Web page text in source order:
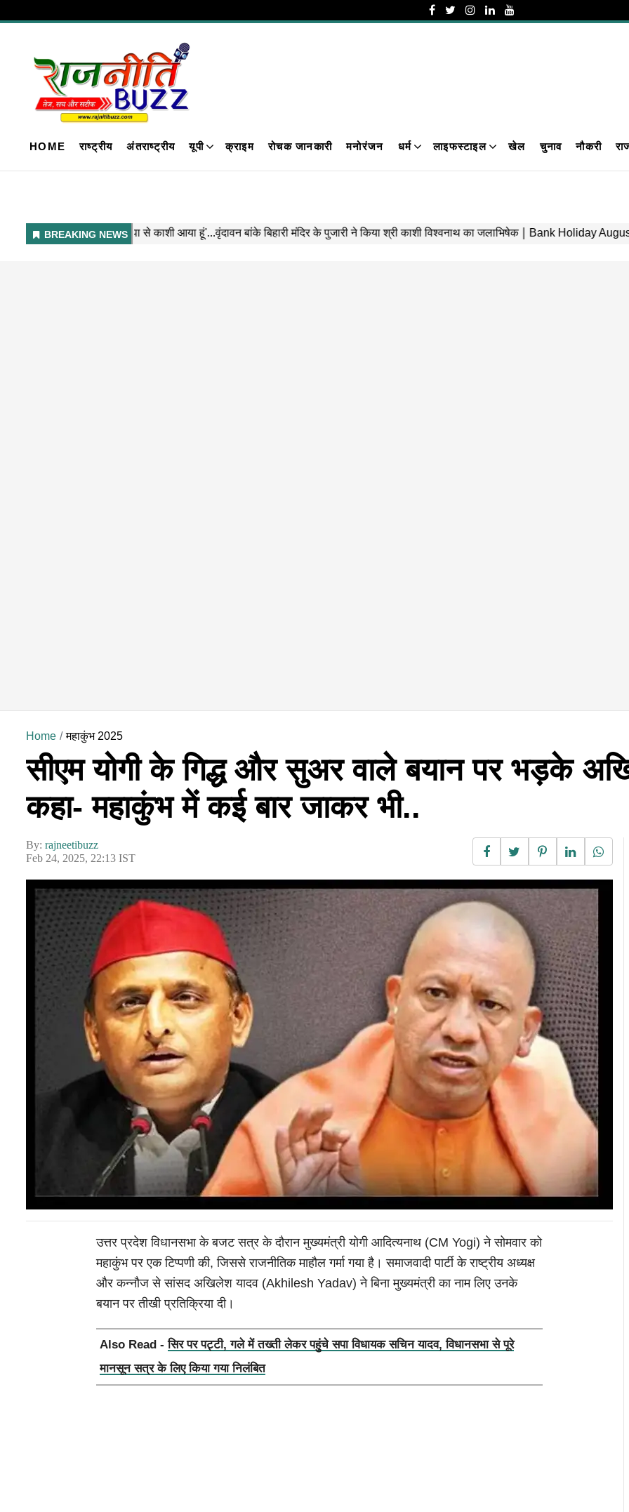
HOME राष्ट्रीय अंतराष्ट्रीय यूपी क्राइम रोचक जानकारी मनोरंजन धर्म लाइफस्टाइल खेल चुनाव नौकरी
Home महाकुंभ 2025
सीएम योगी के गिद्ध और सुअर वाले बयान पर भड़के
कहा- महाकुंभ में कई बार जाकर भी..
By: rajneetibuzz
Feb 24, 2025, 22:13 IST
उत्तर प्रदेश विधानसभा के बजट सत्र के दौरान मुख्यमंत्री योगी आदित्यनाथ (CM Yogi) ने सोमवार को
महाकुंभ पर एक टिप्पणी की, जिससे राजनीतिक माहौल गर्मा गया है। समाजवादी पार्टी के राष्ट्रीय अध्यक्ष
और कन्नौज से सांसद अखिलेश यादव (Akhilesh Yadav) ने बिना मुख्यमंत्री का नाम लिए उनके
बयान पर तीखी प्रतिक्रिया दी।
Also Read -सिर पर पट्टी, गले में तख्ती लेकर पहुंचे सपा विधायक सचिन यादव, विधानसभा से पूरे
मानसून सत्र के लिए किया गया निलंबित